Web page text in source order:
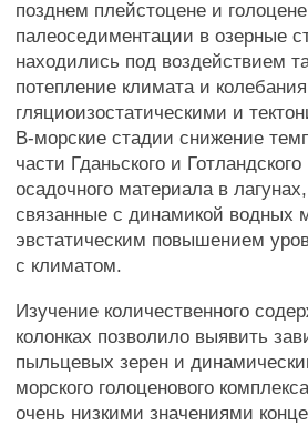
позднем плейстоцене и
палеоседиментации в озерные
находились под воздействием
потепление климата и
гляциоизостатическими и
В-морские стадии снижение
части Гданьского и
осадочного материала в
связанные с динамикой
эвстатическим повышением
с климатом.
Изучение количественного
колонках позволило выявить
пыльцевых зерен и
морского голоценового
очень низкими значениями